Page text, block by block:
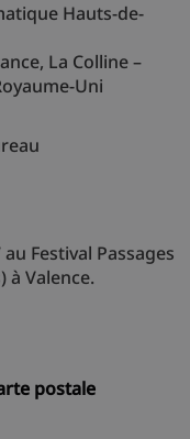
Hauts-de-
La Colline –
Uni
Festival Passages
à Valence.
postale